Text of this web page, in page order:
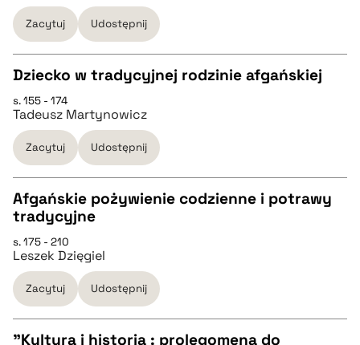
pobierz cytat
BIBTEX
pobierz cytat
Zacytuj Udostępnij
CZYSTY TEKST
pobierz cytat
BIBTEX
pobierz cytat
Dziecko w tradycyjnej rodzinie afgańskiej
s. 155 - 174
Tadeusz Martynowicz
Zacytuj Udostępnij
CZYSTY TEKST
pobierz cytat
BIBTEX
Afgańskie pożywienie codzienne i potrawy
tradycyjne
s. 175 - 210
Leszek Dzięgiel
Zacytuj Udostępnij
"Kultura i historia : prolegomena do